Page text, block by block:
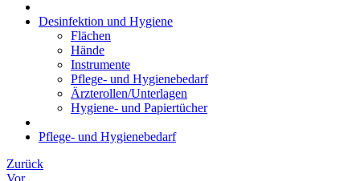
Desinfektion und Hygiene
Flächen
Hände
Instrumente
Pflege- und Hygienebedarf
Ärzterollen/Unterlagen
Hygiene- und Papiertücher
Pflege- und Hygienebedarf
Zurück
Vor